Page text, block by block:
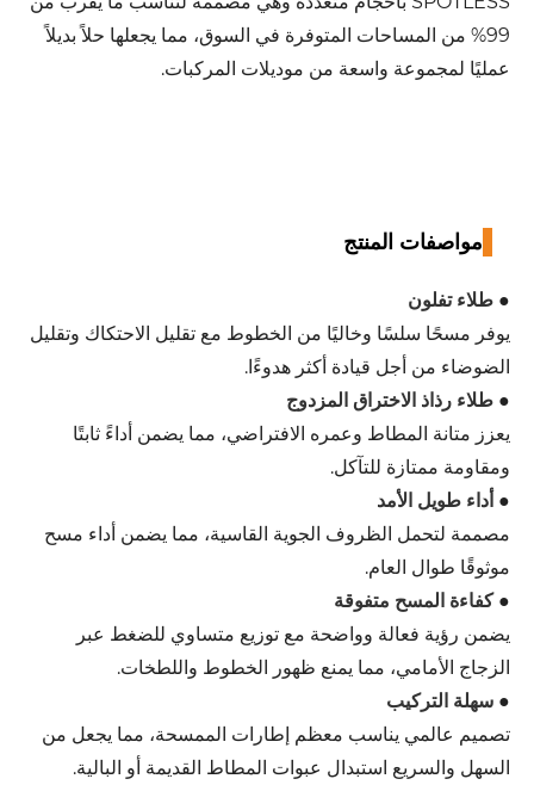
99% من المساحات المتوفرة في السوق، مما يجعلها حلاً بديلاً
عمليًا لمجموعة واسعة من موديلات المركبات.
مواصفات المنتج
● طلاء تفلون
يوفر مسحًا سلسًا وخاليًا من الخطوط مع تقليل الاحتكاك وتقليل
الضوضاء من أجل قيادة أكثر هدوءًا.
● طلاء رذاذ الاختراق المزدوج
يعزز متانة المطاط وعمره الافتراضي، مما يضمن أداءً ثابتًا
ومقاومة ممتازة للتآكل.
● أداء طويل الأمد
مصممة لتحمل الظروف الجوية القاسية، مما يضمن أداء مسح
موثوقًا طوال العام.
●كفاءة المسح متفوقة
يضمن رؤية فعالة وواضحة مع توزيع متساوي للضغط عبر
الزجاج الأمامي، مما يمنع ظهور الخطوط واللطخات.
● سهلة التركيب
تصميم عالمي يناسب معظم إطارات الممسحة، مما يجعل من
السهل والسريع استبدال عبوات المطاط القديمة أو البالية.